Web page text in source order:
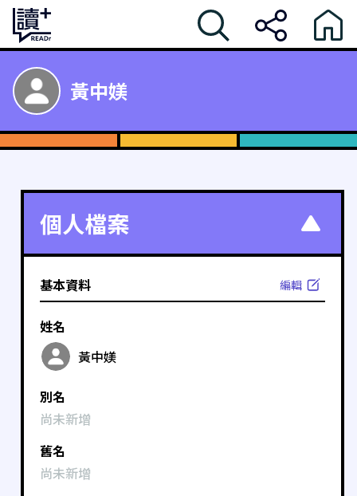
黃中媄
個人檔案
基本資料 編輯
姓名
黃中媄
別名
尚未新增
舊名
尚未新增